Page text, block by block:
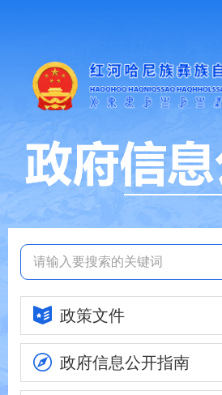
政策文件
政府信息公开指南